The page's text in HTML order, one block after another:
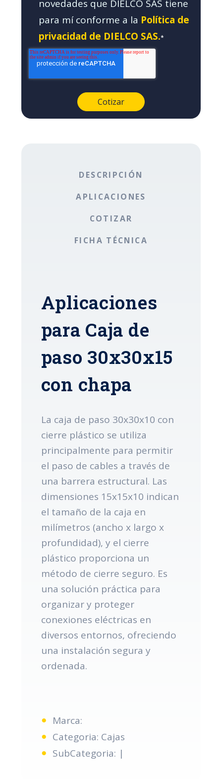
novedades que DIELCO SAS tiene
para mí conforme a la Política de
privacidad de DIELCO SAS.*
DESCRIPCIÓN
APLICACIONES
COTIZAR
FICHA TÉCNICA
Aplicaciones
para Caja de
paso 30x30x15
con chapa
La caja de paso 30x30x10 con
cierre plástico se utiliza
principalmente para permitir
el paso de cables a través de
una barrera estructural. Las
dimensiones 15x15x10 indican
el tamaño de la caja en
milímetros (ancho x largo x
profundidad), y el cierre
plástico proporciona un
método de cierre seguro. Es
una solución práctica para
organizar y proteger
conexiones eléctricas en
diversos entornos, ofreciendo
una instalación segura y
ordenada.
Marca:
Categoria: Cajas
SubCategoria: |